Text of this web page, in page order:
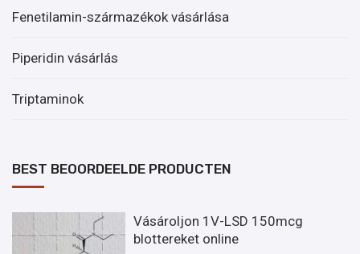
Fenetilamin-származékok vásárlása
Piperidin vásárlás
Triptaminok
BEST BEOORDEELDE PRODUCTEN
Vásároljon 1V-LSD 150mcg
blottereket online